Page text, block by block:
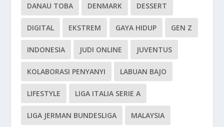
DANAU TOBA DENMARK DESSERT
DIGITAL EKSTREM GAYA HIDUP GEN Z
INDONESIA JUDI ONLINE JUVENTUS
KOLABORASI PENYANYI LABUAN BAJO
LIFESTYLE LIGA ITALIA SERIE A
LIGA JERMAN BUNDESLIGA MALAYSIA